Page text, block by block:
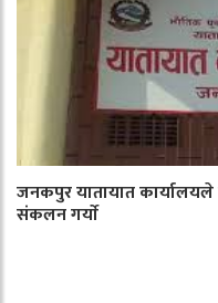
जनकपुर यातायात कार्यालयले
संकलन गर्याे